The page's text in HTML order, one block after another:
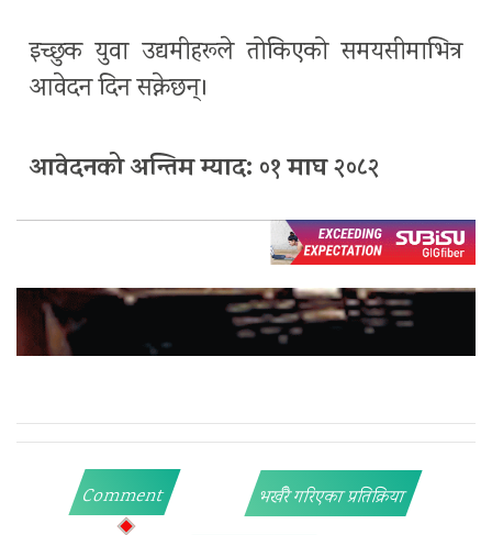
इच्छुक युवा उद्यमीहरूले तोकिएको समयसीमाभित्र
आवेदन दिन सक्नेछन्।
आवेदनको अन्तिम म्याद: ०१ माघ २०८२
Comment भर्खरै गरिएका प्रतिक्रिया